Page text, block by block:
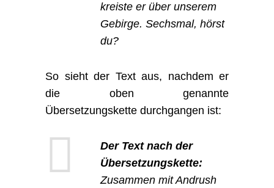
kreiste er über unserem
Gebirge. Sechsmal, hörst
du?
So sieht der Text aus, nachdem er
die oben genannte
Übersetzungskette durchgangen ist:
Der Text nach der
Übersetzungskette:
Zusammen mit Andrush